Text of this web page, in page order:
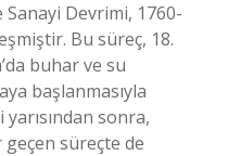
Devrimi, 1760-
Bu süreç, 18.
buhar ve su
başlanmasıyla
yarısından sonra,
geçen süreçte de